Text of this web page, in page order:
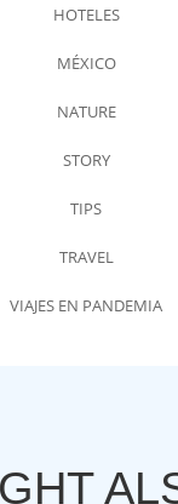
HOTELES
MÉXICO
NATURE
STORY
TIPS
TRAVEL
VIAJES EN PANDEMIA